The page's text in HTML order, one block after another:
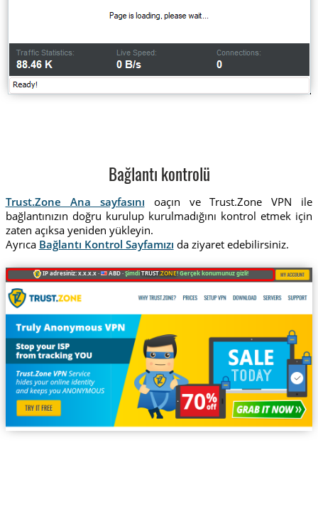
Bağlantı kontrolü
Trust.Zone Ana sayfasını oaçın ve Trust.Zone VPN ile
bağlantınızın doğru kurulup kurulmadığını kontrol etmek için
zaten açıksa yeniden yükleyin.
Ayrıca Bağlantı Kontrol Sayfamızı da ziyaret edebilirsiniz.
IP adresiniz: x.x.x.x · ABD ·ŞimdiTRUST.ZONE! Gerçek konumunuz gizli!